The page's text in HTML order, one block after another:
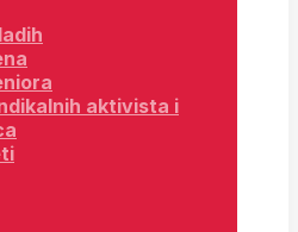
aktivista i